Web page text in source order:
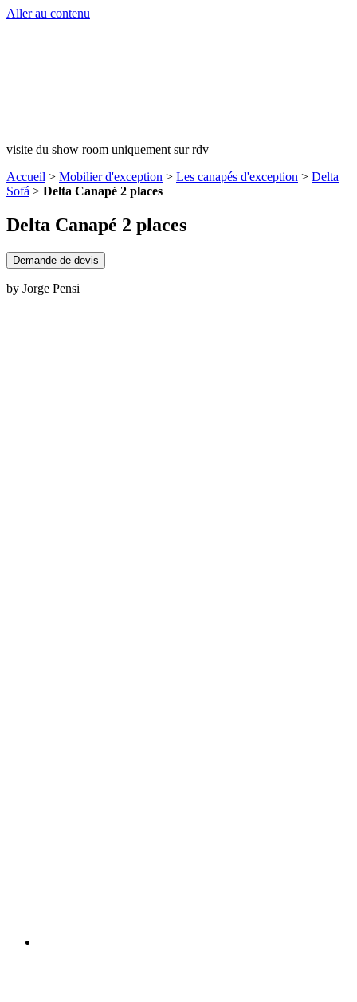
Aller au contenu
visite du show room uniquement sur rdv
Accueil > Mobilier d'exception > Les canapés d'exception > Delta
Sofá > Delta Canapé 2 places
Delta Canapé 2 places
Demande de devis
by Jorge Pensi